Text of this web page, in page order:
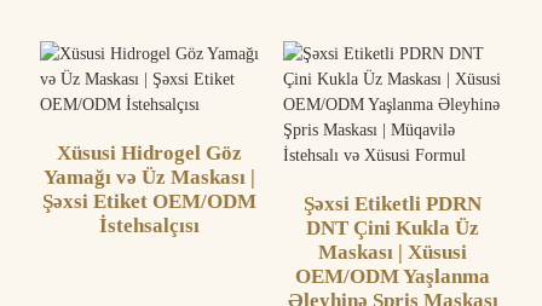
Xüsusi Hidrogel Göz
Yamağı və Üz Maskası |
Şəxsi Etiket OEM/ODM
İstehsalçısı
Şəxsi Etiketli PDRN
DNT Çini Kukla Üz
Maskası | Xüsusi
OEM/ODM Yaşlanma
Əleyhinə Şpris Maskası